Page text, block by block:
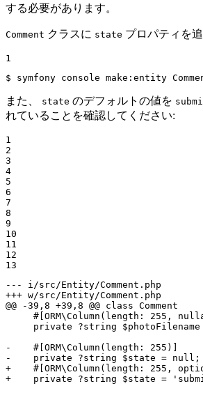
する必要があります。
Comment クラスに state プロパティを
1
$ symfony console make:entity
また、 state のデフォルトの値を
れていることを確認してください:
1
2
3
4
5
6
7
8
9
10
11
12
13
--- i/src/Entity/Comment.php
+++ w/src/Entity/Comment.php
@@ -39,8 +39,8 @@ class Comment
#[ORM\Column(length: 255,
private ?string $photoFilename
-    #[ORM\Column(length: 255)]
-    private ?string $state = null;
+    #[ORM\Column(length: 255,
+    private ?string $state =